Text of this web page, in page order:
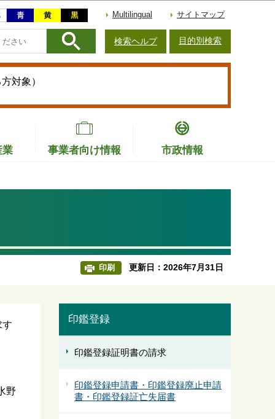
Multilingual サイトマップ
検索ヘルプ 目的別検索
対象）
業 事業者向け情報 市政情報
印刷 更新日：2026年7月31日
す
野
印鑑登録
印鑑登録証明書の請求
印鑑登録申請書・印鑑登録廃止申請
書・印鑑登録証亡失届書